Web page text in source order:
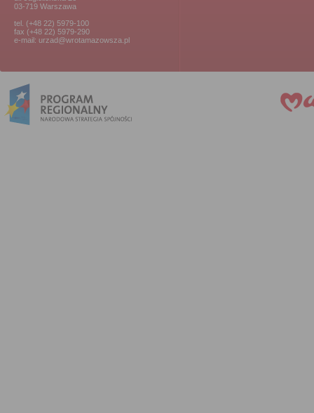
03-719 Warszawa
tel. (+48 22) 5979-100
fax (+48 22) 5979-290
e-mail: urzad@wrotamazowsza.pl